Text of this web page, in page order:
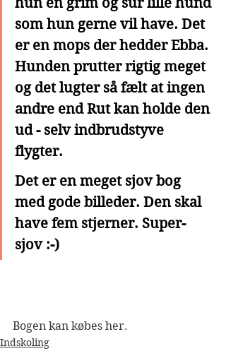
hun en grim og sur lille hund
som hun gerne vil have. Det
er en mops der hedder Ebba.
Hunden prutter rigtig meget
og det lugter så fælt at ingen
andre end Rut kan holde den
ud - selv indbrudstyve
flygter.
Det er en meget sjov bog
med gode billeder. Den skal
have fem stjerner. Super-
sjov :-)
Bogen kan købes her.
Indskoling